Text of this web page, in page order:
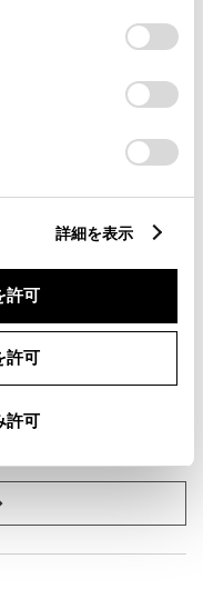
保存されることに同
ー)のオプトアウト、
あたっては、当社の
ついて
」をご覧くだ
詳細を表示
許可
許可
許可
Z 5人乗り